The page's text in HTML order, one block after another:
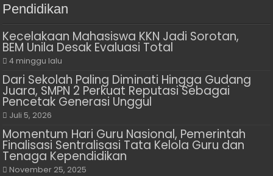
Pendidikan
Kecelakaan Mahasiswa KKN Jadi Sorotan,
BEM Unila Desak Evaluasi Total
4 minggu lalu
Dari Sekolah Paling Diminati Hingga Gudang
Juara, SMPN 2 Perkuat Reputasi Sebagai
Pencetak Generasi Unggul
Juli 5, 2026
Momentum Hari Guru Nasional, Pemerintah
Finalisasi Sentralisasi Tata Kelola Guru dan
Tenaga Kependidikan
November 25, 2025